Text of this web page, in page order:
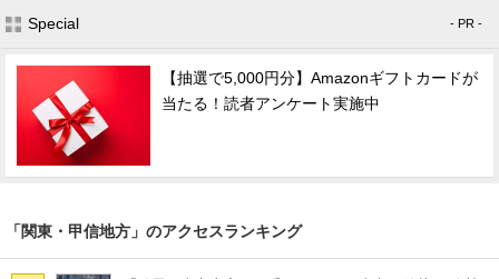
Special - PR -
【抽選で5,000円分】Amazonギフトカードが
当たる！読者アンケート実施中
「関東・甲信地方」のアクセスランキング